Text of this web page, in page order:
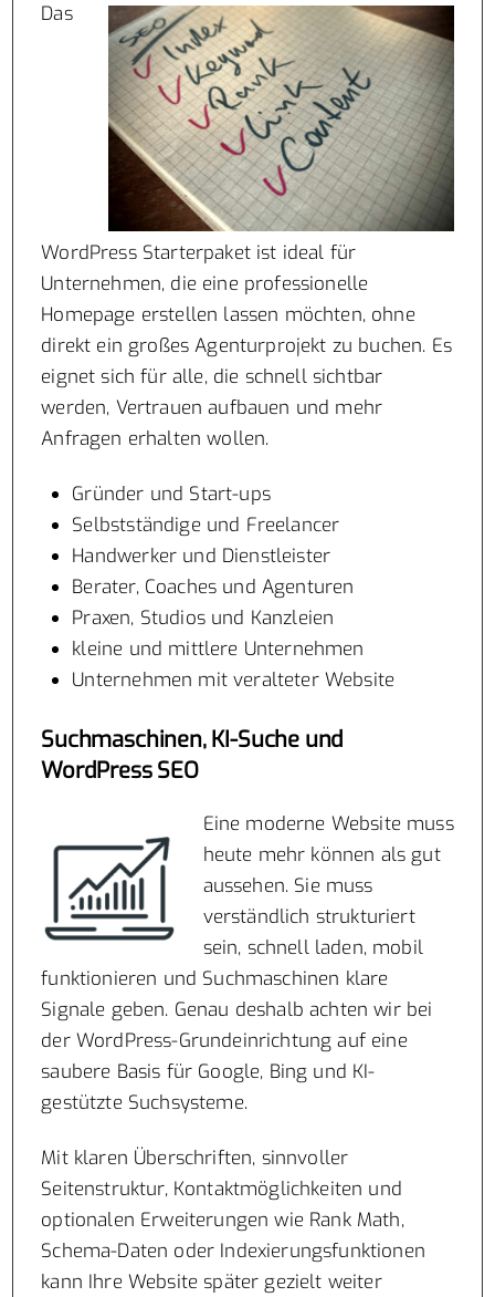
Das
WordPress Starterpaket ist ideal für
Unternehmen, die eine professionelle
Homepage erstellen lassen möchten, ohne
direkt ein großes Agenturprojekt zu buchen. Es
eignet sich für alle, die schnell sichtbar
werden, Vertrauen aufbauen und mehr
Anfragen erhalten wollen.
Gründer und Start-ups
Selbstständige und Freelancer
Handwerker und Dienstleister
Berater, Coaches und Agenturen
Praxen, Studios und Kanzleien
kleine und mittlere Unternehmen
Unternehmen mit veralteter Website
Suchmaschinen, KI-Suche und
WordPress SEO
Eine moderne Website muss
heute mehr können als gut
aussehen. Sie muss
verständlich strukturiert
sein, schnell laden, mobil
funktionieren und Suchmaschinen klare
Signale geben. Genau deshalb achten wir bei
der WordPress-Grundeinrichtung auf eine
saubere Basis für Google, Bing und KI-
gestützte Suchsysteme.
Mit klaren Überschriften, sinnvoller
Seitenstruktur, Kontaktmöglichkeiten und
optionalen Erweiterungen wie Rank Math,
Schema-Daten oder Indexierungsfunktionen
kann Ihre Website später gezielt weiter